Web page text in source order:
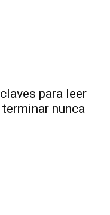
para leer
nunca